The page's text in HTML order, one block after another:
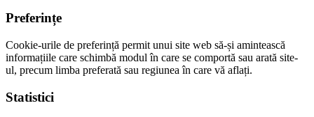
Preferințe
Cookie-urile de preferință permit unui site web să-și amintească
informațiile care schimbă modul în care se comportă sau arată site-
ul, precum limba preferată sau regiunea în care vă aflați.
Statistici